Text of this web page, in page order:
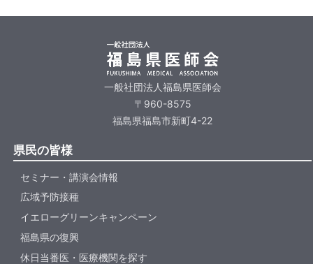
一般社団法人福島県医師会
〒960-8575
福島県福島市新町4-22
県民の皆様
セミナー・講演会情報
広域予防接種
イエローグリーンキャンペーン
福島県の復興
休日当番医・医療機関を探す